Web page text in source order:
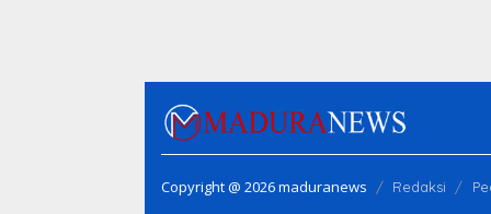
Copyright @ 2026 maduranews Redaksi